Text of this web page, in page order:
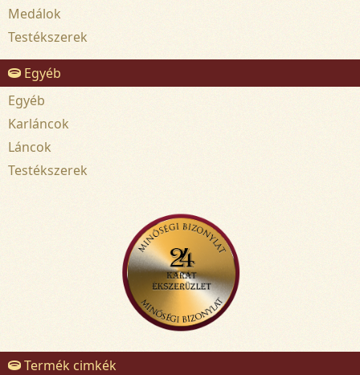
Medálok
Testékszerek
Egyéb
Egyéb
Karláncok
Láncok
Testékszerek
Termék cimkék